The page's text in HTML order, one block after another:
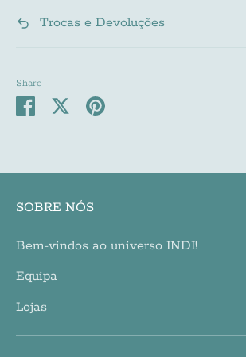
Trocas e Devoluções
Share
Share SharePin
SOBRE NÓS
Bem-vindos ao universo INDI!
Equipa
Lojas